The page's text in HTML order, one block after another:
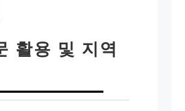
활용 및 지역